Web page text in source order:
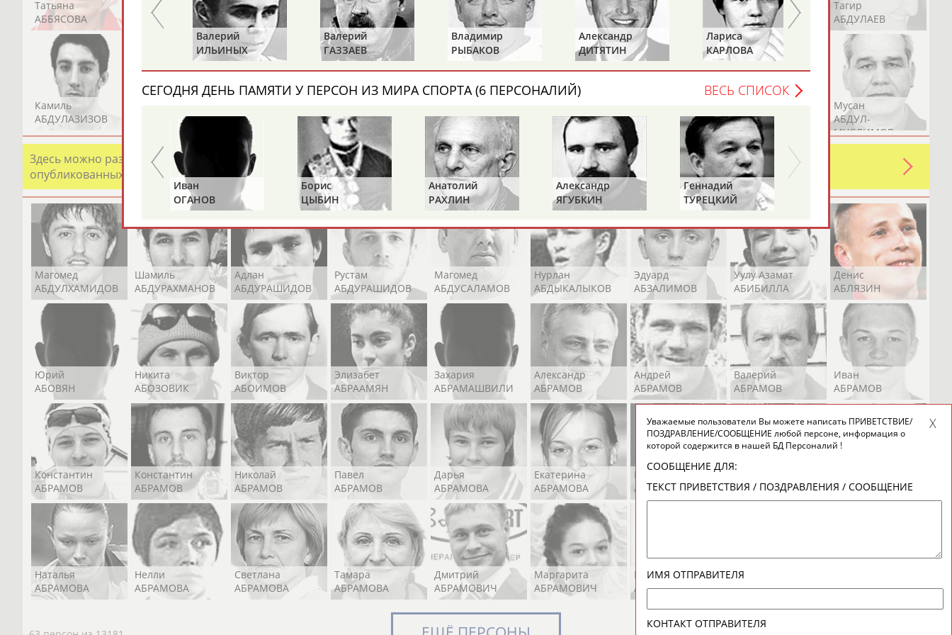
Татьяна
АББЯСОВА
Акжана
АБДИКАРИМОВА
Артур
АБДРАХМАНОВ
Каримжан
АБДРАХМАНОВ
Аделя
АБДРАХМАНОВА
Андрей
АБДУВАЛИЕВ
Герман
АБДУЛАЕВ
Рамазан
АБДУЛАЕВ
Тагир
АБДУЛАЕВ
Камиль
АБДУЛАЗИЗОВ
АБДУЛБЕКОВ
АБДУЛДАУДОВ
АБДУЛЖАЛИЛОВ
АБДУЛКАГИРОВ
АБДУЛЛАЕВ
АБДУЛЛИН
АБДУЛЛИН
Мусан
АБДУЛ-
МУСЛИМОВ
Здесь можно разместить информацию о хорошо известном спортсмене, тренере, специалисте или исправить какую-либо ошибку в уже
опубликованных записях. Страна должна знать своих героев! Герои спорта - это одни из главных патриотов своей страны!
Магомед
АБДУЛХАМИДОВ
Шамиль
АБДУРАХМАНОВ
Адлан
АБДУРАШИДОВ
Рустам
АБДУРАШИДОВ
Магомед
АБДУСАЛАМОВ
Нурлан
АБДЫКАЛЫКОВ
Эдуард
АБЗАЛИМОВ
Уулу Азамат
АБИБИЛЛА
Денис
АБЛЯЗИН
Юрий
АБОВЯН
Никита
АБОЗОВИК
Виктор
АБОИМОВ
Элизабет
АБРААМЯН
Захария
АБРАМАШВИЛИ
Александр
АБРАМОВ
Андрей
АБРАМОВ
Валерий
АБРАМОВ
Иван
АБРАМОВ
Константин
АБРАМОВ
Константин
АБРАМОВ
Николай
АБРАМОВ
Павел
АБРАМОВ
Дарья
АБРАМОВА
Екатерина
АБРАМОВА
Екатерина
АБРАМОВА
Ирина
АБРАМОВА
АБРАМОВА
Наталья
АБРАМОВА
Нелли
АБРАМОВА
Светлана
АБРАМОВА
Тамара
АБРАМОВА
Дмитрий
АБРАМОВИЧ
Маргарита
АБРАМОВИЧ
Иракли
АБРАМЯН
Осеп
АБРАМЯН
АБРАРОВ
Валерий
ПУШКАРЕВ
Валерий
ИЛЬИНЫХ
Валерий
ГАЗЗАЕВ
Владимир
РЫБАКОВ
Александр
ДИТЯТИН
Лариса
КАРЛОВА
Петр
ТИМЧЕНКО
СЕГОДНЯ ДЕНЬ ПАМЯТИ У ПЕРСОН ИЗ МИРА СПОРТА (6 ПЕРСОНАЛИЙ) ВЕСЬ СПИСОК
Альгирдас
ЛАУРИТЕНАС
Иван
ОГАНОВ
Борис
ЦЫБИН
Анатолий
РАХЛИН
Александр
ЯГУБКИН
Геннадий
ТУРЕЦКИЙ
Уважаемые пользователи Вы можете написать ПРИВЕТСТВИЕ/
ПОЗДРАВЛЕНИЕ/СООБЩЕНИЕ любой персоне, информация о
которой содержится в нашей БД Персоналий !
СООБЩЕНИЕ ДЛЯ:
ТЕКСТ ПРИВЕТСТВИЯ / ПОЗДРАВЛЕНИЯ / СООБЩЕНИЕ
ИМЯ ОТПРАВИТЕЛЯ
КОНТАКТ ОТПРАВИТЕЛЯ